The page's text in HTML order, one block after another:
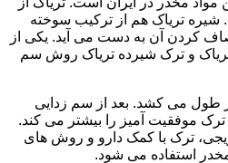
تریاک هم از ترکیب سوخته
کردن آن به دست می آید. یکی از
و ترک شیرده تریاک روش سم
تریاک تقریبا ۱۴ روز طول می کشد. بعد از سم زدایی
ترک موفقیت آمیز را بیشتر می کند.
ترک با کمک دارو و روش های
استفاده می شود.